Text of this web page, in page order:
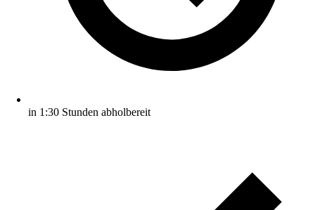
in 1:30 Stunden abholbereit